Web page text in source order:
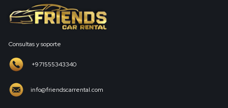
Consultas y soporte
+971555343340
info@friendscarrental.com